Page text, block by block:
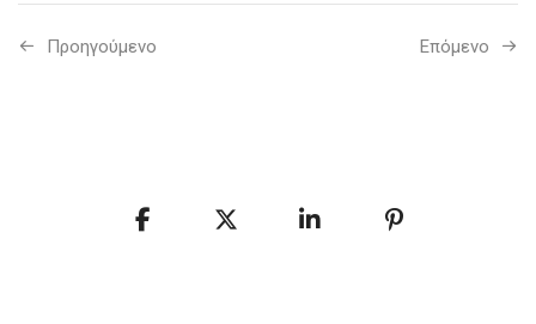
Προηγούμενo Επόμενο